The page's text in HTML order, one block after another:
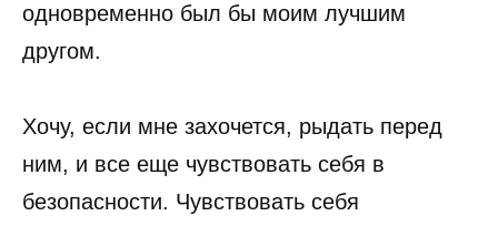
одновременно был бы моим лучшим
другом.
Хочу, если мне захочется, рыдать перед
ним, и все еще чувствовать себя в
безопасности. Чувствовать себя